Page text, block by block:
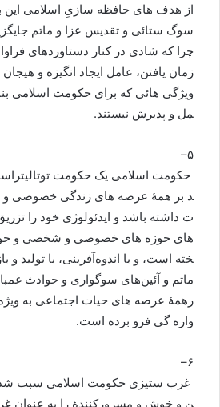
از هدف های حافظه سازیِ اسلامی این
سوگ ستائی و تقدیس عزا و ماتم
چرا که شادی در کنار دستاوردهای
زمان یافتن، عامل ایجاد انگیزه و هیجان
ویژگی هائی که برای حکومت اسلامی
مل و پذیرش نیستند.
۵–
حکومت اسلامی یک حکومت
د بر همۀ عرصه های زندگی خصوصی و
ت داشته باشد و ایدئولوژی خود را
های حوزه های خصوصی و شخصی و
خته است، و با اندوهآفرینی، با تولید و
ماتم و آئینهای سوگواری و حوادث
رهمۀ عرصه های حیات اجتماعی به
واره گی فرو برده است.
۶–
غرب ستیزی حکومت اسلامی سبب
ن و خوش و مسرورکنندۀ را به عنوان